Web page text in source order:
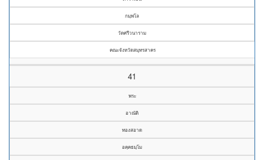
กมฺพโล
วัดศรีวนาราม
คณะจังหวัดสมุทรสาคร
41
พระ
อาณัติ
ทองสอาด
อคฺคธมฺโม